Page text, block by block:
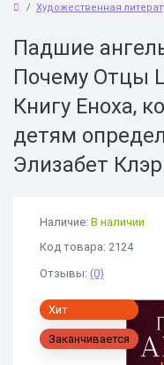
Художественная
Падшие
Почему Отцы
Книгу Еноха,
детям
Элизабет
Наличие: В наличии
Код товара: 2124
Отзывы: (0)
Хит
Заканчивается